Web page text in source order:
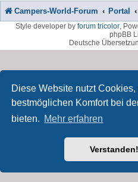
Diese Website nutzt Cookies,
bestmöglichen Komfort bei
bieten. Mehr erfahren
Verstanden!
Campers-World-Forum Portal
Style developer by forum tricolor,
phpBB
Deutsche